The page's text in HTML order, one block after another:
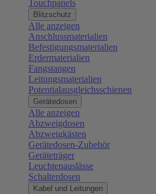
Touchpanels
Blitzschutz
Alle anzeigen
Anschlussmaterialien
Befestigungsmaterialien
Erdermaterialien
Fangstangen
Leitungsmaterialien
Potentialausgleichsschienen
Gerätedosen
Alle anzeigen
Abzweigdosen
Abzweigkästen
Gerätedosen-Zubehör
Geräteträger
Leuchtenauslässe
Schalterdosen
Kabel und Leitungen